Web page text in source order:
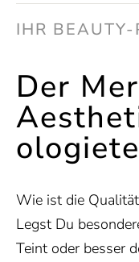
IHR BEAUTY-
Der
Wie ist die
Legst Du
Teint oder besser